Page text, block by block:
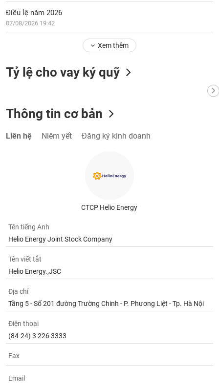
Điều lệ năm 2026
07/08/2026 19:42
Xem thêm
Tỷ lệ cho vay ký quỹ
Thông tin cơ bản
Liên hệ Niêm yết Đăng ký kinh doanh
CTCP Helio Energy
Tên tiếng Anh
Helio Energy Joint Stock Company
Tên viết tắt
Helio Energy.,JSC
Địa chỉ
Tầng 5 - Số 201 đường Trường Chinh - P. Phương Liệt - Tp. Hà Nội
Điện thoại
(84-24) 3 226 3333
Fax
Email